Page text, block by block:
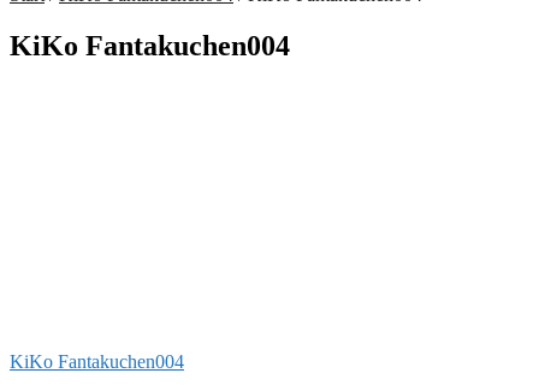
KiKo Fantakuchen004
Beitragsnavigation
Vorheriger
KiKo Fantakuchen004